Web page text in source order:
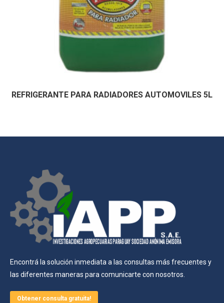
REFRIGERANTE PARA RADIADORES AUTOMOVILES 5L
Encontrá la solución inmediata a las consultas más frecuentes y
las diferentes maneras para comunicarte con nosotros.
Obtener consulta gratuita!